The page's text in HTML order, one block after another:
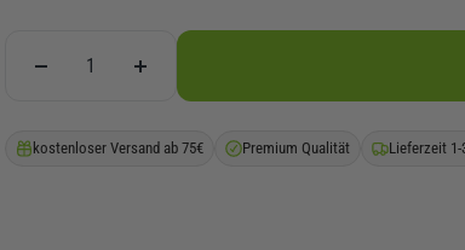
kostenloser Versand ab 75€ Premium Qualität Lieferzeit